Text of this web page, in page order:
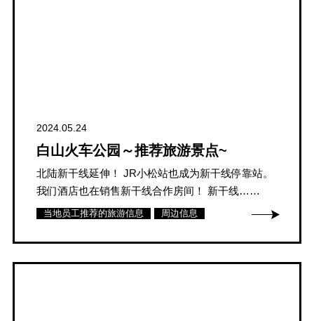
2024.05.24
白山火车公园～推荐旅游景点~
北陆新干线延伸！ JR小松站也成为新干线停靠站。
我们酒店也在销售新干线合作房间！ 新干线……
当地员工推荐的旅游信息 周边信息